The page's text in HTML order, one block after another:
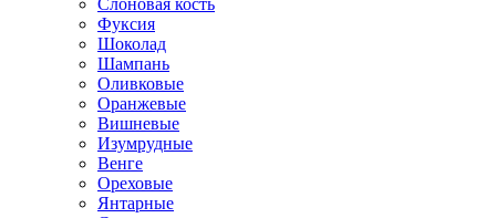
Слоновая кость
Фуксия
Шоколад
Шампань
Оливковые
Оранжевые
Вишневые
Изумрудные
Венге
Ореховые
Янтарные